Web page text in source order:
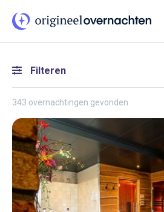
Filteren
343 overnachtingen gevonden